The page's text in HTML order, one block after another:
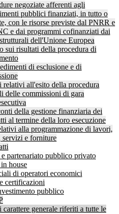
negoziate afferenti agli
pubblici finanziati, in tutto o
con le risorse previste dal PNRR e
e dai programmi cofinanziati dai
dell'Unione Europea
sui risultati della procedura di
di esclusione e di
relativi all'esito della procedura
delle commissioni di gara
della gestione finanziaria dei
al termine della loro esecuzione
alla programmazione di lavori,
servizi e forniture
partenariato pubblico privato
house
di operatori economici
certificazioni
pubblico
generale riferiti a tutte le